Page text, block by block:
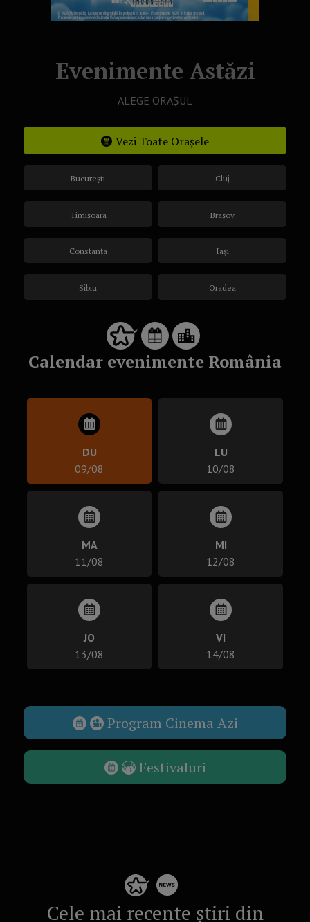
Evenimente Astăzi
ALEGE ORAȘUL
Vezi Toate Orașele
București
Timișoara
Constanța
Sibiu
Cluj
Brașov
Iași
Oradea
Calendar evenimente România
DU
09/08
LU
10/08
MA
11/08
MI
12/08
JO
13/08
VI
14/08
Program Cinema Azi
Festivaluri
Cele mai recente știri din